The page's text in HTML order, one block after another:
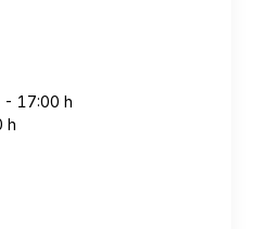
- 17:00 h
h